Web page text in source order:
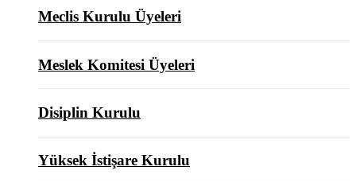
Meclis Kurulu Üyeleri
Meslek Komitesi Üyeleri
Disiplin Kurulu
Yüksek İstişare Kurulu